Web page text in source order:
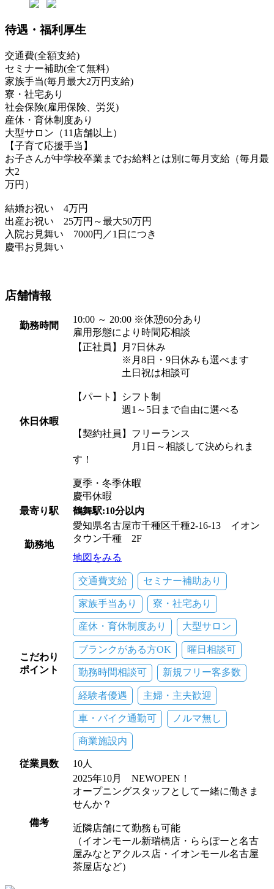
待遇・福利厚生
交通費(全額支給)
セミナー補助(全て無料)
家族手当(毎月最大2万円支給)
寮・社宅あり
社会保険(雇用保険、労災)
産休・育休制度あり
大型サロン（11店舗以上）
【子育て応援手当】
お子さんが中学校卒業までお給料とは別に毎月支給（毎月最
大2
万円）
結婚お祝い 4万円
出産お祝い 25万円～最大50万円
入院お見舞い 7000円／1日につき
慶弔お見舞い
店舗情報
勤務時間
10:00 ～ 20:00 ※休憩60分あり
雇用形態により時間応相談
休日休暇
【正社員】月7日休み
※月8日・9日休みも選べます
土日祝は相談可
【パート】シフト制
週1～5日まで自由に選べる
【契約社員】フリーランス
月1日～相談して決められま
す！
夏季・冬季休暇
慶弔休暇
最寄り駅
鶴舞駅:10分以内
勤務地
愛知県名古屋市千種区千種2-16-13 イオン
タウン千種 2F
地図をみる
こだわり
ポイント
交通費支給 セミナー補助あり
家族手当あり 寮・社宅あり
産休・育休制度あり 大型サロン
ブランクがある方OK 曜日相談可
勤務時間相談可 新規フリー客多数
経験者優遇 主婦・主夫歓迎
車・バイク通勤可 ノルマ無し
商業施設内
従業員数 10人
備考
2025年10月 NEWOPEN！
オープニングスタッフとして一緒に働きま
せんか？
近隣店舗にて勤務も可能
（イオンモール新瑞橋店・ららぽーと名古
屋みなとアクルス店・イオンモール名古屋
茶屋店など）